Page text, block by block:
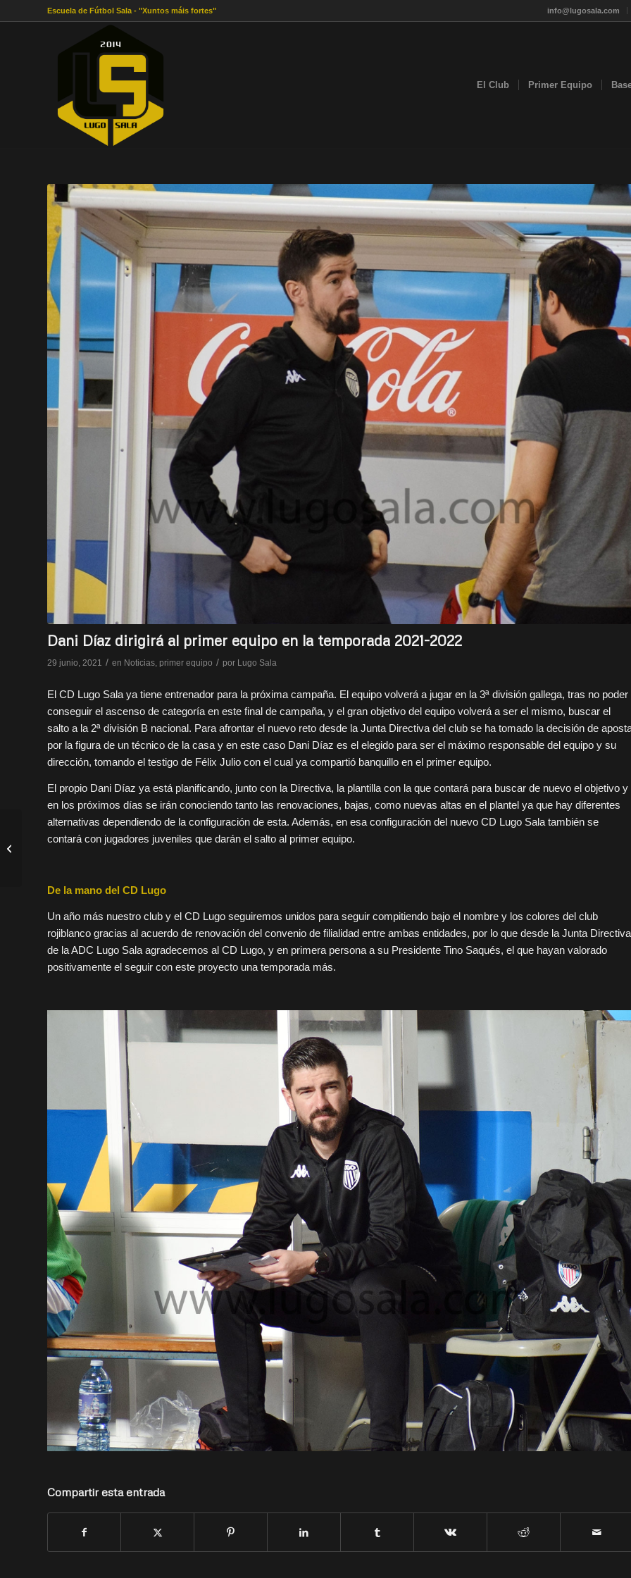
info@lugosala.com
Escuela de Fútbol Sala - "Xuntos máis fortes"
El Club Primer Equipo
Dani Díaz dirigirá al primer equipo en la temporada 2021-2022
29 junio, 2021 / en Noticias, primer equipo / por Lugo Sala
El CD Lugo Sala ya tiene entrenador para la próxima campaña. El equipo volverá a jugar en la 3ª división gallega, tras no poder
conseguir el ascenso de categoría en este final de campaña, y el gran objetivo del equipo volverá a ser el mismo, buscar el
salto a la 2ª división B nacional. Para afrontar el nuevo reto desde la Junta Directiva del club se ha tomado la decisión de
por la figura de un técnico de la casa y en este caso Dani Díaz es el elegido para ser el máximo responsable del equipo y su
dirección, tomando el testigo de Félix Julio con el cual ya compartió banquillo en el primer equipo.
El propio Dani Díaz ya está planificando, junto con la Directiva, la plantilla con la que contará para buscar de nuevo el objetivo y
en los próximos días se irán conociendo tanto las renovaciones, bajas, como nuevas altas en el plantel ya que hay diferentes
alternativas dependiendo de la configuración de esta. Además, en esa configuración del nuevo CD Lugo Sala también se
contará con jugadores juveniles que darán el salto al primer equipo.
De la mano del CD Lugo
Un año más nuestro club y el CD Lugo seguiremos unidos para seguir compitiendo bajo el nombre y los colores del club
rojiblanco gracias al acuerdo de renovación del convenio de filialidad entre ambas entidades, por lo que desde la Junta Directiva
de la ADC Lugo Sala agradecemos al CD Lugo, y en primera persona a su Presidente Tino Saqués, el que hayan valorado
positivamente el seguir con este proyecto una temporada más.
Compartir esta entrada
Carta de despedida de